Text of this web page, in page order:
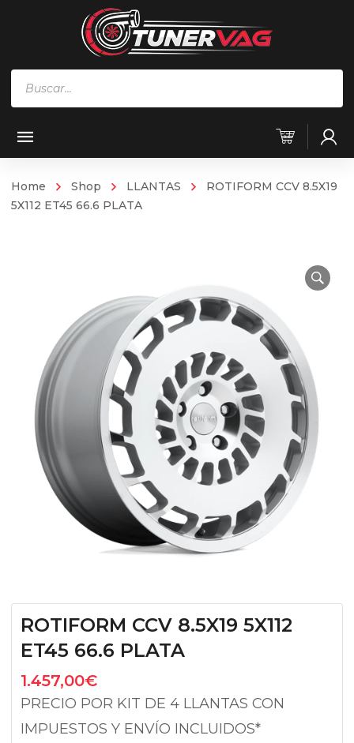
Home Shop LLANTAS
ROTIFORM CCV 8.5X19
5X112 ET45 66.6 PLATA
ROTIFORM CCV 8.5X19 5X112
ET45 66.6 PLATA
1.457,00€
PRECIO POR KIT DE 4 LLANTAS CON
IMPUESTOS Y ENVÍO INCLUIDOS*